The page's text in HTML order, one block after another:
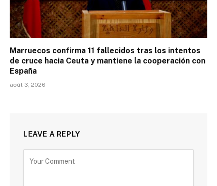
Marruecos confirma 11 fallecidos tras los intentos
de cruce hacia Ceuta y mantiene la cooperación con
España
août 3, 2026
LEAVE A REPLY